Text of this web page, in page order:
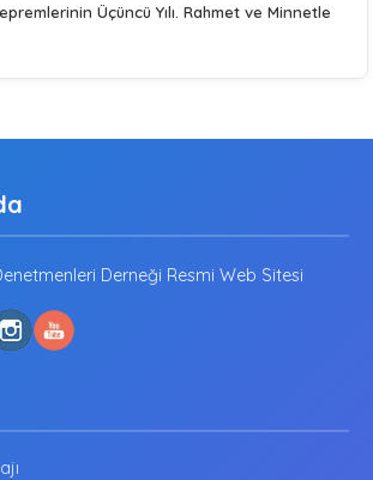
Üçüncü Yılı. Rahmet ve Minnetle
Derneği Resmi Web Sitesi